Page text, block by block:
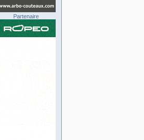
Partenaire